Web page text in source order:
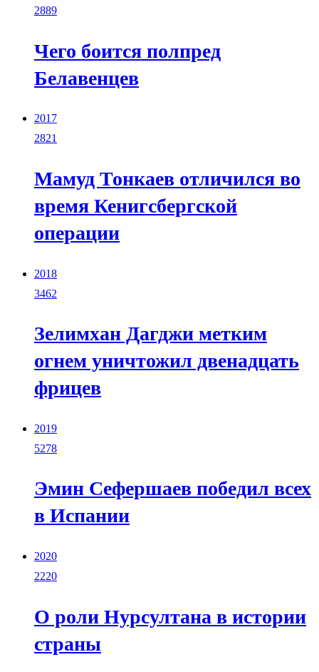
2889
Чего боится полпред
Белавенцев
2017
2821
Мамуд Тонкаев отличился во
время Кенигсбергской
операции
2018
3462
Зелимхан Дагджи метким
огнем уничтожил двенадцать
фрицев
2019
5278
Эмин Сефершаев победил всех
в Испании
2020
2220
О роли Нурсултана в истории
страны